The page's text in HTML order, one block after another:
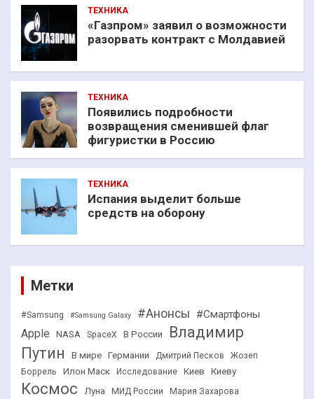
ТЕХНИКА
«Газпром» заявил о возможности
разорвать контракт с Молдавией
ТЕХНИКА
Появились подробности
возвращения сменившей флаг
фигуристки в Россию
ТЕХНИКА
Испания выделит больше
средств на оборону
Метки
#Samsung #Samsung Galaxy #Анонсы #Смартфоны
Apple NASA SpaceX В России
Владимир
Путин
В мире Германии Дмитрий Песков
Жозеп
Боррель
Илон Маск Исследование Киев Киеву
Космос Луна МИД России Мария Захарова